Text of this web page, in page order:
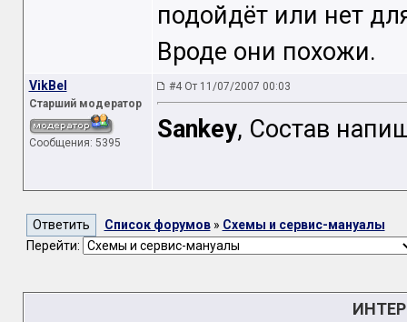
подойдёт или нет
Вроде они похожи.
VikBel
Старший модератор
Сообщения: 5395
#4 От 11/07/2007 00:03
Sankey, Состав
Список форумов» Схемы и сервис-мануалы
Перейти: